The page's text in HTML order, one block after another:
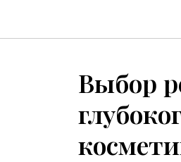
Выбор